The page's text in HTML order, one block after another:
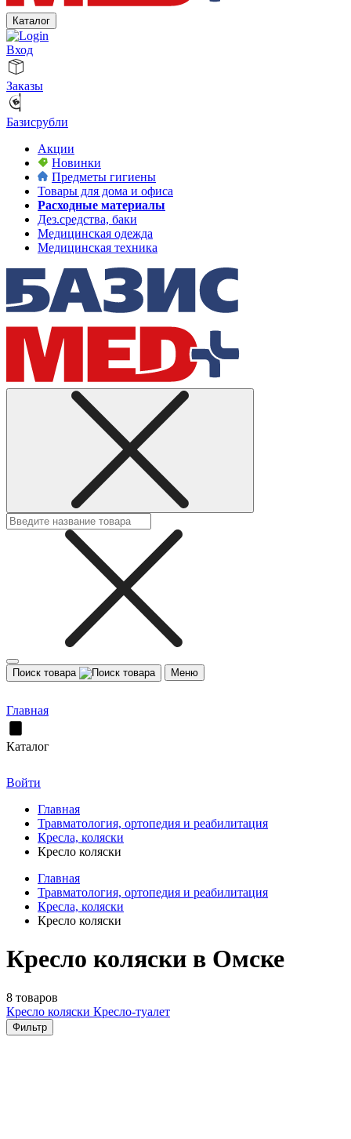
Каталог
Вход
Заказы
Базисрубли
Акции
Новинки
Предметы гигиены
Товары для дома и офиса
Расходные материалы
Дез.средства, баки
Медицинская одежда
Медицинская техника
Поиск товара Меню
Главная
Каталог
Войти
Главная
Травматология, ортопедия и реабилитация
Кресла, коляски
Кресло коляски
Главная
Травматология, ортопедия и реабилитация
Кресла, коляски
Кресло коляски
Кресло коляски в Омске
8 товаров
Кресло коляски Кресло-туалет
Фильтр